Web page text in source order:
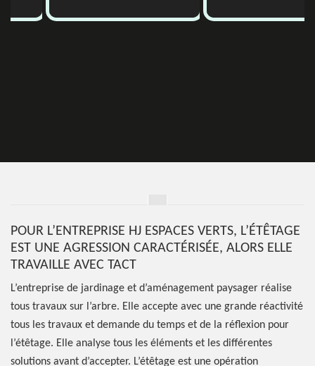
POUR L’ENTREPRISE HJ ESPACES VERTS, L’ÉTÊTAGE
EST UNE AGRESSION CARACTÉRISÉE, ALORS ELLE
TRAVAILLE AVEC TACT
L’entreprise de jardinage et d’aménagement paysager réalise
tous travaux sur l’arbre. Elle accepte avec une grande réactivité
tous les travaux et demande du temps et de la réflexion pour
l’étêtage. Elle analyse tous les éléments et les différentes
solutions avant d’accepter. L’étêtage est une opération